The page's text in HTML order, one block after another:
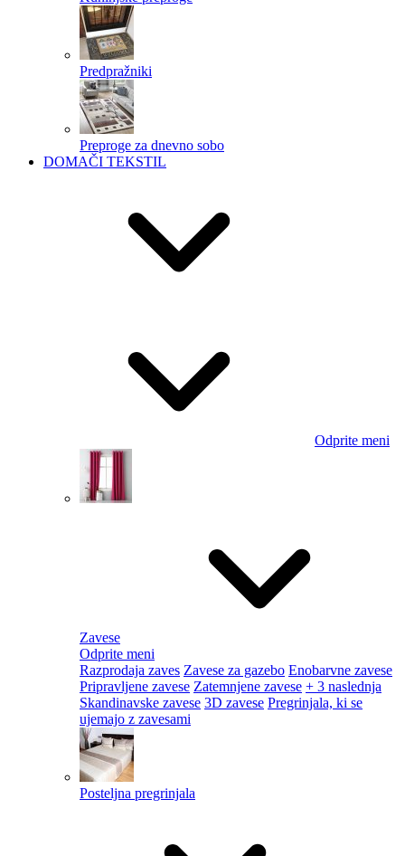
Predpražniki
Preproge za dnevno sobo
DOMAČI TEKSTIL
Odprite meni
Zavese
Odprite meni
Razprodaja zaves Zavese za gazebo Enobarvne zavese
Pripravljene zavese Zatemnjene zavese + 3 naslednja
Skandinavske zavese 3D zavese Pregrinjala, ki se
ujemajo z zavesami
Posteljna pregrinjala